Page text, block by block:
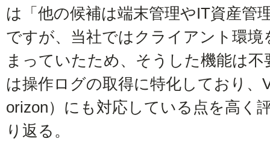
は「他の候補は端末管理やIT資産管
ですが、当社ではクライアント環
まっていたため、そうした機能は
は操作ログの取得に特化しており、
orizon）にも対応している点を高く
り返る。